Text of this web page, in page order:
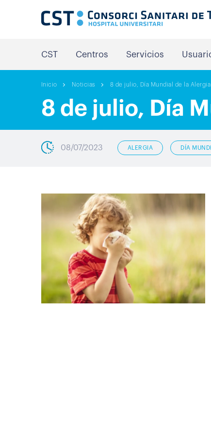
CST Centros Servicios
Inicio Noticias 8 de julio, Día Mundial de la Alergia
8 de julio, Día
08/07/2023 ALERGIA DÍA